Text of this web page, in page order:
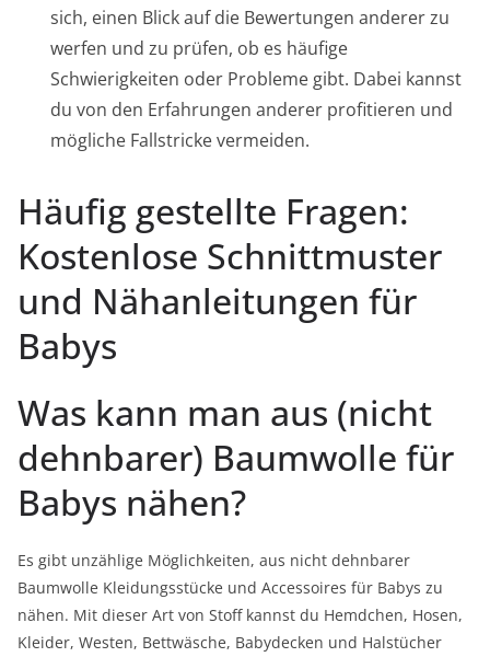
sich, einen Blick auf die Bewertungen anderer zu
werfen und zu prüfen, ob es häufige
Schwierigkeiten oder Probleme gibt. Dabei kannst
du von den Erfahrungen anderer profitieren und
mögliche Fallstricke vermeiden.
Häufig gestellte Fragen:
Kostenlose Schnittmuster
und Nähanleitungen für
Babys
Was kann man aus (nicht
dehnbarer) Baumwolle für
Babys nähen?
Es gibt unzählige Möglichkeiten, aus nicht dehnbarer
Baumwolle Kleidungsstücke und Accessoires für Babys zu
nähen. Mit dieser Art von Stoff kannst du Hemdchen, Hosen,
Kleider, Westen, Bettwäsche, Babydecken und Halstücher